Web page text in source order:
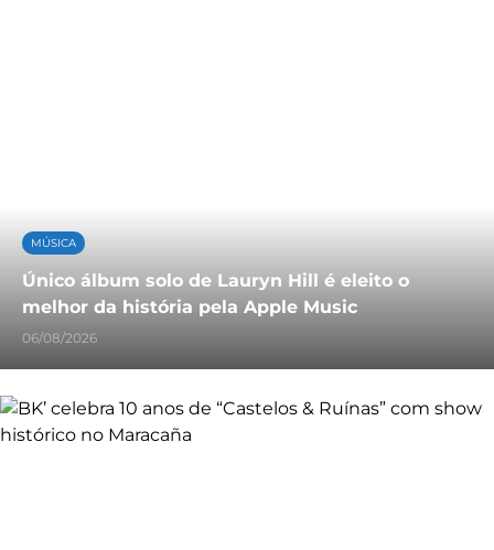
MÚSICA
Único álbum solo de Lauryn Hill é eleito o
melhor da história pela Apple Music
06/08/2026